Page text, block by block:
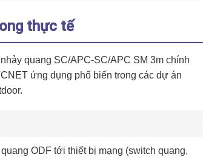
thực tế
quang SC/APC-SC/APC SM 3m chính
ứng dụng phổ biến trong các dự án
ODF tới thiết bị mạng (switch quang,